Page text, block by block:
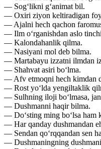
— Sog‘likni g‘animat bil.
— Oxiri ziyon keltiradigan
— Ajalni hech qachon
— Ilm o‘rganishdan aslo
— Kalondahanlik qilma.
— Nasiyani mol deb bilma.
— Martabayu izzatni ilmdan
— Shahvat asiri bo‘lma.
— Afv etmoqni hech kimdan
— Rost yo‘lda yengiltaklik
— Sulhning iloji bo‘lmasa,
— Dushmanni haqir bilma.
— Do‘sting ming bo‘lsa ham
— Har qanday dushmandan
— Sendan qo‘rqqandan sen
— Dushmaningning